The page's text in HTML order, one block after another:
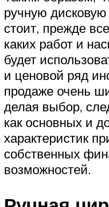
ручную
стоит, прежде
каких работ и
будет
и ценовой ряд
продаже очень
делая выбор,
как основных и
характеристик
собственных
возможностей.